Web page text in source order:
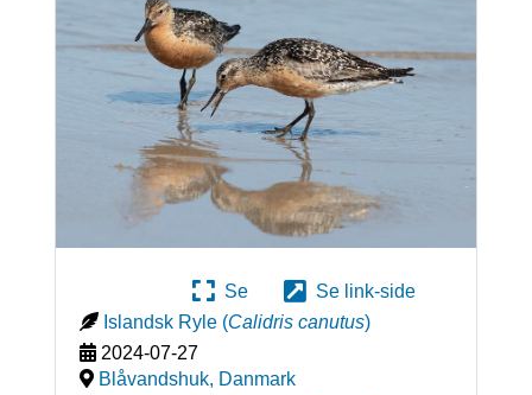
Se
Se link-side
Islandsk Ryle (Calidris canutus)
2024-07-27
Blåvandshuk, Danmark